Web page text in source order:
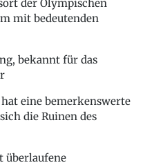
der Olympischen
mit bedeutenden
bekannt für das
eine bemerkenswerte
die Ruinen des
überlaufene